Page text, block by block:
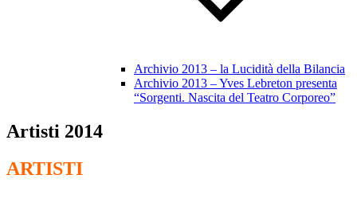
Archivio 2013 – la Lucidità della Bilancia
Archivio 2013 – Yves Lebreton presenta
“Sorgenti. Nascita del Teatro Corporeo”
Artisti 2014
ARTISTI